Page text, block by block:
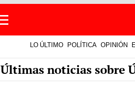
LO ÚLTIMO POLÍTICA OPINIÓN
Últimas noticias sobre